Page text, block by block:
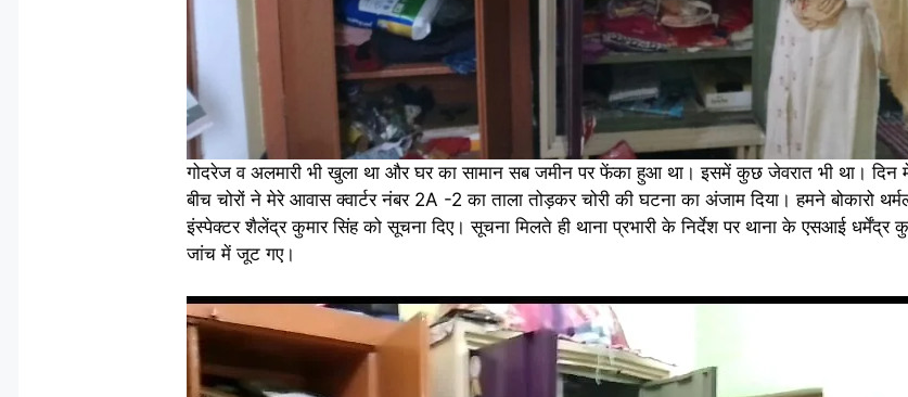
गोदरेज व अलमारी भी खुला था और घर का सामान सब जमीन पर फेंका हुआ था। इसमें कुछ जेवरात भी था।
बीच चोरों ने मेरे आवास क्वार्टर नंबर 2A -2 का ताला तोड़कर चोरी की घटना का अंजाम दिया। हमने बोकारो
इंस्पेक्टर शैलेंद्र कुमार सिंह को सूचना दिए। सूचना मिलते ही थाना प्रभारी के निर्देश पर थाना के एसआई
जांच में जूट गए।